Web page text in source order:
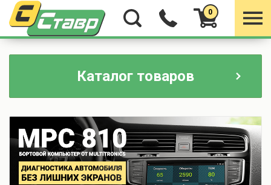
0
Каталог товаров